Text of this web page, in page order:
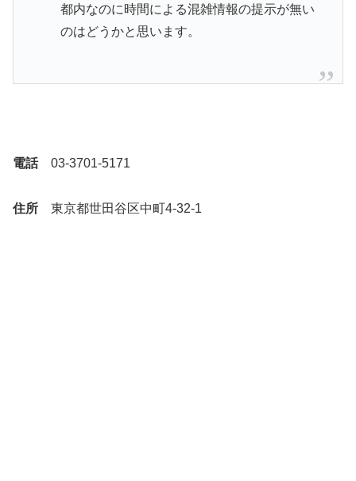
都内なのに時間による混雑情報の提示が無い
のはどうかと思います。
電話 03-3701-5171
住所 東京都世田谷区中町4-32-1